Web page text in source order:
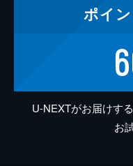
ポイン
U-NEXTがお届けす
お